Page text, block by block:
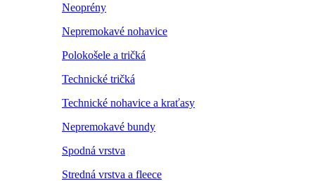
Neoprény
Nepremokavé nohavice
Polokošele a tričká
Technické tričká
Technické nohavice a kraťasy
Nepremokavé bundy
Spodná vrstva
Stredná vrstva a fleece